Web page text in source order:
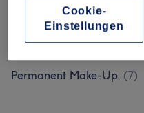
Augenbrauen & Wimpern
Gesichtsbehandlungen (7
Permanent Make-Up (7)
Cookie-
Einstellungen